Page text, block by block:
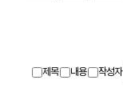
제목 내용 작성자